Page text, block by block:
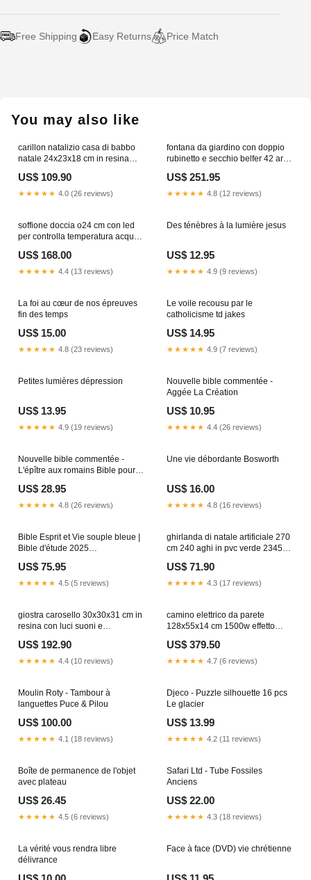
Free Shipping Easy Returns Price Match
cartYou may also like
carillon natalizio casa di babbo
natale 24x23x18 cm in resina
234593 7403-900
US$ 109.90
★★★★★ 4.0 (26 reviews)
fontana da giardino con doppio
rubinetto e secchio belfer 42 arrc
G2000BLUCVL
US$ 251.95
★★★★★ 4.8 (12 reviews)
soffione doccia o24 cm con led
per controlla temperatura acqua
550V80WT
US$ 168.00
★★★★★ 4.4 (13 reviews)
Des ténèbres à la lumière jesus
US$ 12.95
★★★★★ 4.9 (9 reviews)
La foi au cœur de nos épreuves
fin des temps
US$ 15.00
★★★★★ 4.8 (23 reviews)
Le voile recousu par le
catholicisme td jakes
US$ 14.95
★★★★★ 4.9 (7 reviews)
Petites lumières dépression
US$ 13.95
★★★★★ 4.9 (19 reviews)
Nouvelle bible commentée -
Aggée La Création
US$ 10.95
★★★★★ 4.4 (26 reviews)
Nouvelle bible commentée -
L'épître aux romains Bible pour
US$ 28.95
★★★★★ 4.8 (26 reviews)
Une vie débordante Bosworth
US$ 16.00
★★★★★ 4.8 (16 reviews)
Bible Esprit et Vie souple bleue |
Bible d'étude 2025
US$ 75.95
★★★★★ 4.5 (5 reviews)
ghirlanda di natale artificiale 270
cm 240 aghi in pvc verde 234587
US$ 71.90
★★★★★ 4.3 (17 reviews)
giostra carosello 30x30x31 cm in
resina con luci suoni e
Title
US$ 192.90
★★★★★ 4.4 (10 reviews)
camino elettrico da parete
128x55x14 cm 1500w effetto
234525 Titre:Default Title
US$ 379.50
★★★★★ 4.7 (6 reviews)
Moulin Roty - Tambour à
languettes Puce & Pilou
US$ 100.00
★★★★★ 4.1 (18 reviews)
Djeco - Puzzle silhouette 16 pcs
Le glacier
US$ 13.99
★★★★★ 4.2 (11 reviews)
Boîte de permanence de l'objet
avec plateau
US$ 26.45
★★★★★ 4.5 (6 reviews)
Safari Ltd - Tube Fossiles
Anciens
US$ 22.00
★★★★★ 4.3 (18 reviews)
La vérité vous rendra libre
délivrance
Face à face (DVD) vie chrétienne